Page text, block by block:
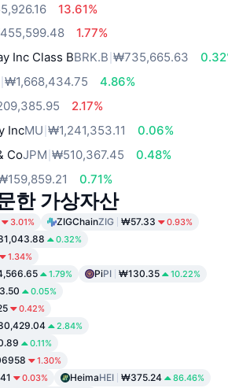
13.61%
1.77%
Inc Class BBRK.B ₩735,665.63
₩1,668,434.75
4.86%
2.17%
IncMU ₩1,241,353.11
0.06%
CoJPM ₩510,367.45
0.48%
0.71%
한 가상자산
3.01% ZIGChainZIG ₩57.33 0.93%
0.32%
1.34%
1.79% PiPI ₩130.35 10.22%
0.05%
0.42%
2.84%
0.11%
1.30%
0.03% HeimaHEI ₩375.24 86.46%